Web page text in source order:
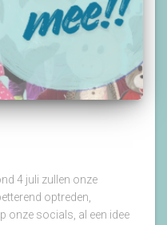
4 juli zullen onze
optreden,
onze socials, al een idee